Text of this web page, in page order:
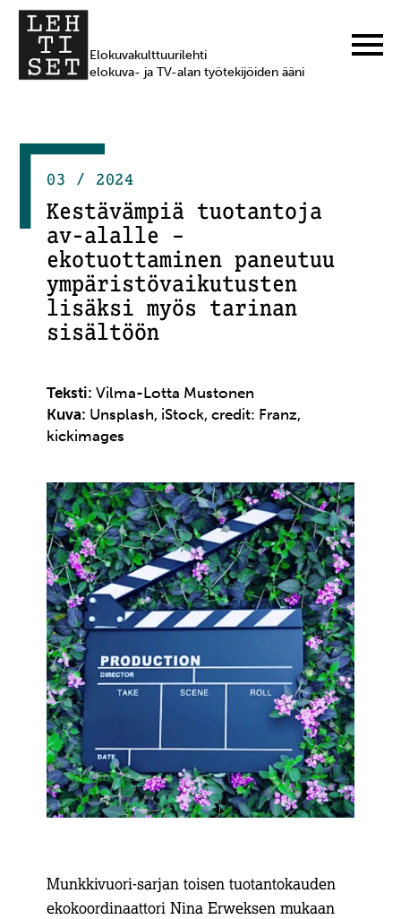
Elokuvakulttuurilehti
elokuva- ja TV-alan työtekijöiden ääni
03 / 2024
Kestävämpiä tuotantoja
av-alalle –
ekotuottaminen paneutuu
ympäristövaikutusten
lisäksi myös tarinan
sisältöön
Teksti:Vilma-Lotta Mustonen
Kuva: Unsplash, iStock, credit: Franz,
kickimages
Munkkivuori-sarjan toisen tuotantokauden
ekokoordinaattori Nina Erweksen mukaan